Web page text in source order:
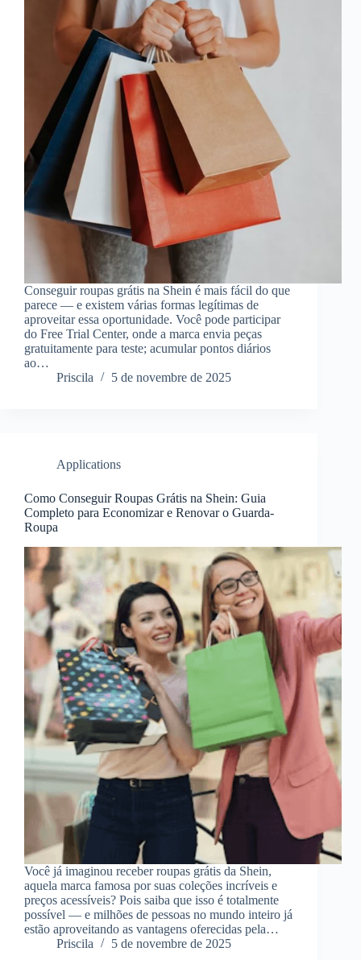
Conseguir roupas grátis na Shein é mais fácil do que
parece — e existem várias formas legítimas de
aproveitar essa oportunidade. Você pode participar
do Free Trial Center, onde a marca envia peças
gratuitamente para teste; acumular pontos diários
ao…
Priscila
5 de novembre de 2025
Applications
Como Conseguir Roupas Grátis na Shein: Guia
Completo para Economizar e Renovar o Guarda-
Roupa
Você já imaginou receber roupas grátis da Shein,
aquela marca famosa por suas coleções incríveis e
preços acessíveis? Pois saiba que isso é totalmente
possível — e milhões de pessoas no mundo inteiro já
estão aproveitando as vantagens oferecidas pela…
Priscila
5 de novembre de 2025